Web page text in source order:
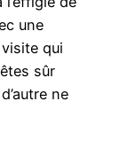
une
qui
sûr
ne